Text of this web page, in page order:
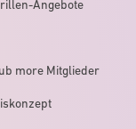
Angebote
more Mitglieder